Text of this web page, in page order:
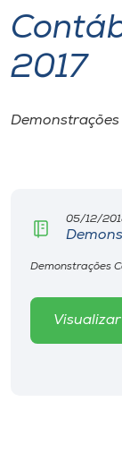
I.nova
Editora
2017
Demonstrações
05/12/
Demonstrações
Visualizar